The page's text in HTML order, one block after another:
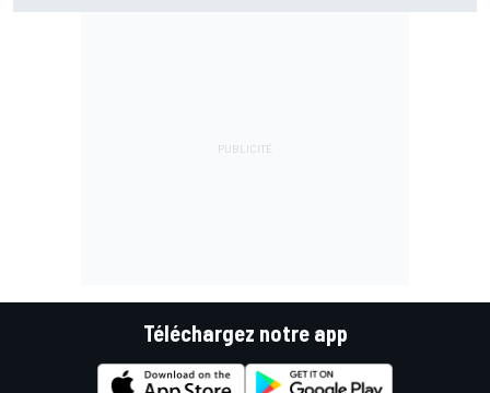
Téléchargez notre app